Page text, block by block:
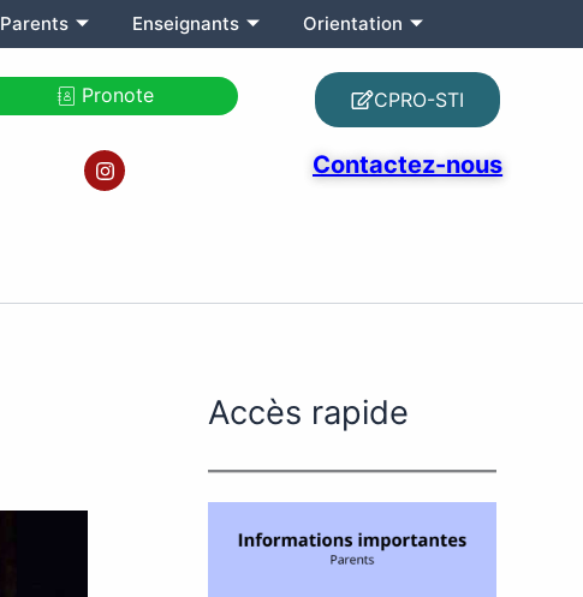
Parents Enseignants Orientation
Pronote CPRO-STI
I
n
a
Contactez-nous
Accès rapide